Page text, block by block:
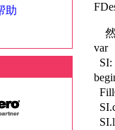
助
然
var
SI: